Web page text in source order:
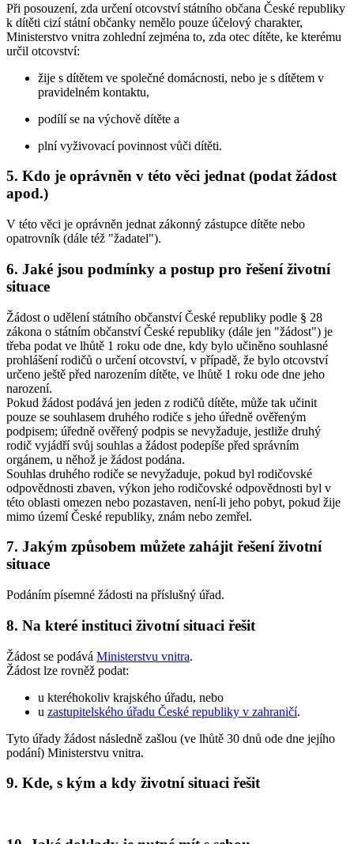
Při posouzení, zda určení otcovství státního občana České republiky
k dítěti cizí státní občanky nemělo pouze účelový charakter,
Ministerstvo vnitra zohlední zejména to, zda otec dítěte, ke kterému
určil otcovství:
žije s dítětem ve společné domácnosti, nebo je s dítětem v
pravidelném kontaktu,
podílí se na výchově dítěte a
plní vyživovací povinnost vůči dítěti.
5. Kdo je oprávněn v této věci jednat (podat žádost
apod.)
V této věci je oprávněn jednat zákonný zástupce dítěte nebo
opatrovník (dále též "žadatel").
6. Jaké jsou podmínky a postup pro řešení životní
situace
Žádost o udělení státního občanství České republiky podle § 28
zákona o státním občanství České republiky (dále jen "žádost") je
třeba podat ve lhůtě 1 roku ode dne, kdy bylo učiněno souhlasné
prohlášení rodičů o určení otcovství, v případě, že bylo otcovství
určeno ještě před narozením dítěte, ve lhůtě 1 roku ode dne jeho
narození.
Pokud žádost podává jen jeden z rodičů dítěte, může tak učinit
pouze se souhlasem druhého rodiče s jeho úředně ověřeným
podpisem; úředně ověřený podpis se nevyžaduje, jestliže druhý
rodič vyjádří svůj souhlas a žádost podepíše před správním
orgánem, u něhož je žádost podána.
Souhlas druhého rodiče se nevyžaduje, pokud byl rodičovské
odpovědnosti zbaven, výkon jeho rodičovské odpovědnosti byl v
této oblasti omezen nebo pozastaven, není-li jeho pobyt, pokud žije
mimo území České republiky, znám nebo zemřel.
7. Jakým způsobem můžete zahájit řešení životní
situace
Podáním písemné žádosti na příslušný úřad.
8. Na které instituci životní situaci řešit
Žádost se podává Ministerstvu vnitra.
Žádost lze rovněž podat:
u kteréhokoliv krajského úřadu, nebo
u zastupitelského úřadu České republiky v zahraničí.
Tyto úřady žádost následně zašlou (ve lhůtě 30 dnů ode dne jejího
podání) Ministerstvu vnitra.
9. Kde, s kým a kdy životní situaci řešit